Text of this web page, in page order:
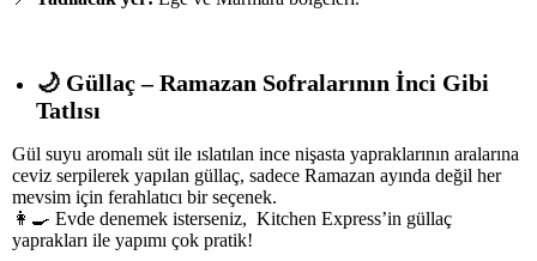
🌙 Güllaç – Ramazan Sofralarının İnci Gibi
Tatlısı
Gül suyu aromalı süt ile ıslatılan ince nişasta yapraklarının aralarına
ceviz serpilerek yapılan güllaç, sadece Ramazan ayında değil her
mevsim için ferahlatıcı bir seçenek.
👩‍🍳 Evde denemek isterseniz, Kitchen Express’in güllaç
yaprakları ile yapımı çok pratik!